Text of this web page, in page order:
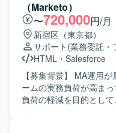
イト改善に貢献していただけます。 【
CSS / JavaScript /
ンド・バックエンド開
した各種CMSを利用し
スク管理にはSlackおよ
ております。
礎知識のレクチャーなども
人物像】 Reactを用いた
スコードレビューの経
り組んでいただける方
の技術的なフォローや
いただける方が望ましいです。 【ポジションの
システムのReact化と
ロジェクトに参画いた
るため、これまでの
（Marketo）
〜720,000円/月
新宿区（東京都）
サポート (業務委託・
HTML ・ Salesforce
【募集背景】 MA運用
ームの実務負荷が高ま
負荷の軽減を目的としてご支